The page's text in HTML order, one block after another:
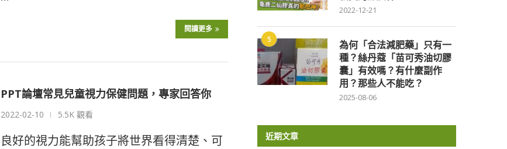
閱讀更多
PPT論壇常見兒童視力保健問題，專家回答你
2022-02-10 5.5K 觀看
良好的視力能幫助孩子將世界看得清楚、可
2022-12-21
5
為何「合法減肥藥」只有一
種？絲丹蔻「苗可秀油切膠
囊」有效嗎？有什麼副作
用？那些人不能吃？
2025-08-06
近期文章